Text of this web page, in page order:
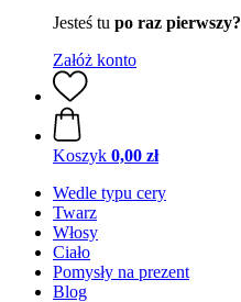
Jesteś tu po raz pierwszy?
Załóż konto
Koszyk 0,00 zł
Wedle typu cery
Twarz
Włosy
Ciało
Pomysły na prezent
Blog